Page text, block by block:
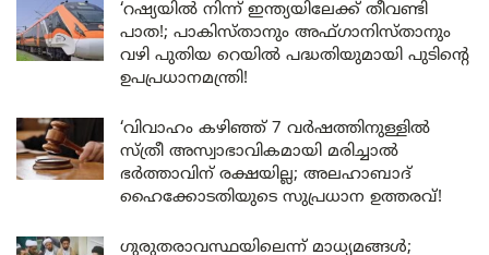
‘റഷ്യയിൽ നിന്ന് ഇന്ത്യയിലേക്ക് തീവണ്ടി
പാത!; പാകിസ്താനും അഫ്ഗാനിസ്താനും
വഴി പുതിയ റെയിൽ പദ്ധതിയുമായി പുടിന്റെ
ഉപപ്രധാനമന്ത്രി!
‘വിവാഹം കഴിഞ്ഞ് 7 വർഷത്തിനുള്ളിൽ
സ്ത്രീ അസ്വാഭാവികമായി മരിച്ചാൽ
ഭർത്താവിന് രക്ഷയില്ല; അലഹാബാദ്
ഹൈക്കോടതിയുടെ സുപ്രധാന ഉത്തരവ്!
ഗുരുതരാവസ്ഥയിലെന്ന് മാധ്യമങ്ങൾ;